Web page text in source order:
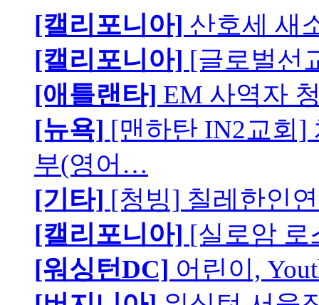
[캘리포니아] 산호세 새
[캘리포니아] [글로벌선
[애틀랜타] EM 사역자
[뉴욕] [맨하탄 IN2교회]
부(영어…
[기타] [청빙] 칠레한인
[캘리포니아] [실로암 로
[워싱턴DC] 어린이,